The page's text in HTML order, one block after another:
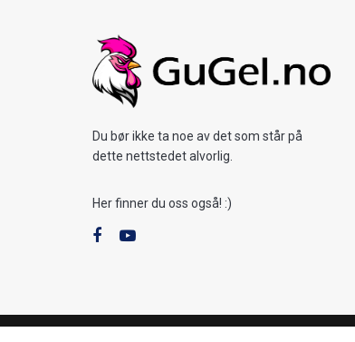
Du bør ikke ta noe av det som står på
dette nettstedet alvorlig.
Her finner du oss også! :)